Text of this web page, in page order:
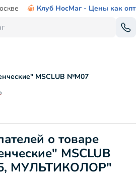
Клуб НосМаг - Цены как опт
MSCLUB №М07
о товаре
MSCLUB
МУЛЬТИКОЛОР"